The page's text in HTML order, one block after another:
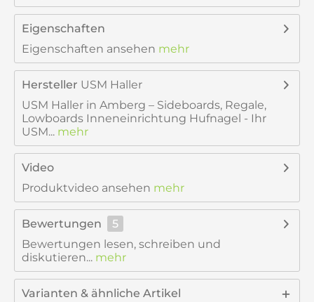
Eigenschaften
Eigenschaften ansehen mehr
Hersteller USM Haller
USM Haller in Amberg – Sideboards, Regale,
Lowboards Inneneinrichtung Hufnagel - Ihr
USM... mehr
Video
Produktvideo ansehen mehr
Bewertungen
5
Bewertungen lesen, schreiben und
diskutieren... mehr
Varianten & ähnliche Artikel